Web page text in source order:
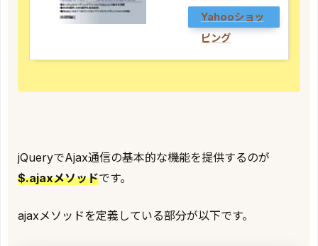
Yahooショッ
ピング
jQueryでAjax通信の基本的な機能を提供するのが
$.ajaxメソッドです。
ajaxメソッドを定義している部分が以下です。